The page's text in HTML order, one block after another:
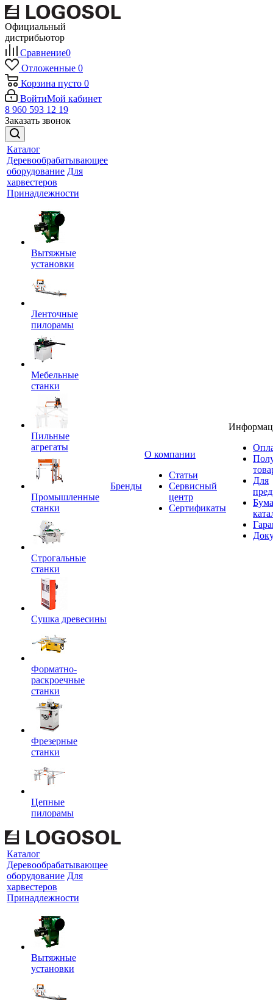
Официальный
дистрибьютор
Сравнение0
Отложенные 0
Корзина пусто 0
ВойтиМой кабинет
8 960 593 12 19
Заказать звонок
Каталог
Деревообрабатывающее
оборудование Для
харвестеров
Принадлежности
Вытяжные
установки
Ленточные
пилорамы
Мебельные
станки
Пильные
агрегаты
Промышленные
станки
Строгальные
станки
Сушка древесины
Форматно-
раскроечные
станки
Фрезерные
станки
Цепные
пилорамы
Бренды
O компании
Статьи
Сервисный
центр
Сертификаты
Для
Каталог
Деревообрабатывающее
оборудование Для
харвестеров
Принадлежности
Вытяжные
установки